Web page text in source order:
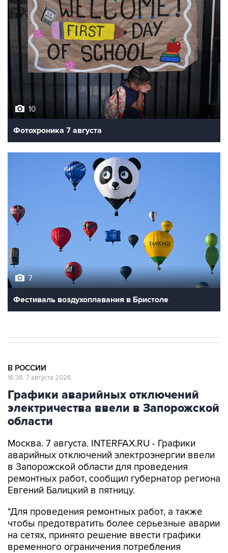
10
Фотохроника 7 августа
7
Фестиваль воздухоплавания в Бристоле
В РОССИИ
18:38, 7 августа 2026
Графики аварийных отключений
электричества ввели в Запорожской
области
Москва. 7 августа. INTERFAX.RU - Графики
аварийных отключений электроэнергии ввели
в Запорожской области для проведения
ремонтных работ, сообщил губернатор региона
Евгений Балицкий в пятницу.
"Для проведения ремонтных работ, а также
чтобы предотвратить более серьезные аварии
на сетях, принято решение ввести графики
временного ограничения потребления